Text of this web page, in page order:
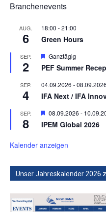
Branchenevents
AUG.
6
18:00 -21:00
Green Hours
SEP.
2
Hervorgehoben
Ganztägig
PEF Summer
SEP.
4
04.09.2026 -08.09.2026
IFA Next / IFA
SEP.
8
Hervorgehoben
08.09.2026 -
IPEM Global 2026
Kalender anzeigen
Unser Jahreskalender 2026